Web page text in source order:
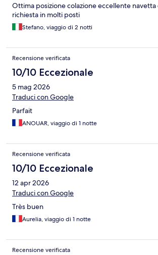
Ottima posizione colazione eccellente
richiesta in molti posti
Stefano, viaggio di 2 notti
Recensione verificata
10/10 Eccezionale
5 mag 2026
Traduci con Google
Parfait
ANOUAR, viaggio di 1 notte
Recensione verificata
10/10 Eccezionale
12 apr 2026
Traduci con Google
Très buen
Aurelia, viaggio di 1 notte
Recensione verificata